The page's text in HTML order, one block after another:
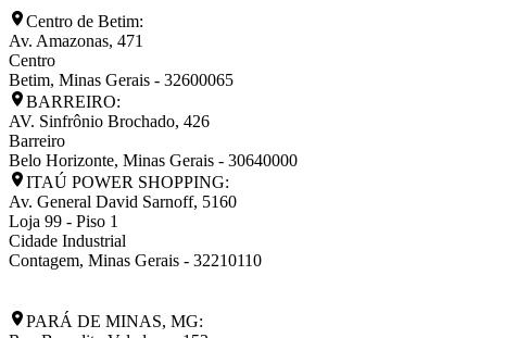
Centro de Betim:
Av. Amazonas, 471
Centro
Betim, Minas Gerais - 32600065
BARREIRO:
AV. Sinfrônio Brochado, 426
Barreiro
Belo Horizonte, Minas Gerais - 30640000
ITAÚ POWER SHOPPING:
Av. General David Sarnoff, 5160
Loja 99 - Piso 1
Cidade Industrial
Contagem, Minas Gerais - 32210110
PARÁ DE MINAS, MG: